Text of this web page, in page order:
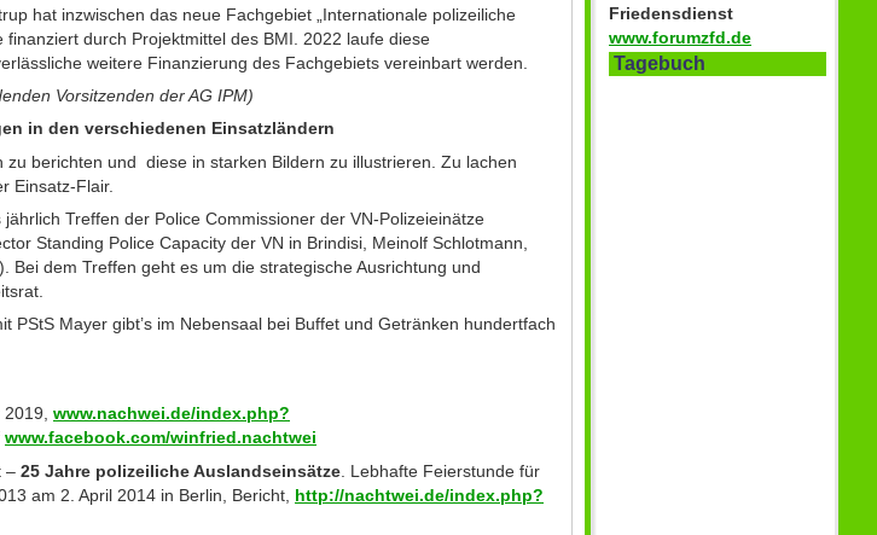
hat inzwischen das neue Fachgebiet „Internationale polizeiliche
durch Projektmittel des BMI. 2022 laufe diese
weitere Finanzierung des Fachgebiets vereinbart werden.
Vorsitzenden der AG IPM)
in den verschiedenen Einsatzländern
berichten und diese in starken Bildern zu illustrieren. Zu lachen
Einsatz-Flair.
Treffen der Police Commissioner der VN-Polizeieinätze
Standing Police Capacity der VN in Brindisi, Meinolf Schlotmann,
Bei dem Treffen geht es um die strategische Ausrichtung und
Mayer gibt’s im Nebensaal bei Buffet und Getränken hundertfach
2019, www.nachwei.de/index.php?
www.facebook.com/winfried.nachtwei
– 25 Jahre polizeiliche Auslandseinsätze . Lebhafte Feierstunde für
am 2. April 2014 in Berlin, Bericht, http://nachtwei.de/index.php?
Friedensdienst
www.forumzfd.de
Tagebuch